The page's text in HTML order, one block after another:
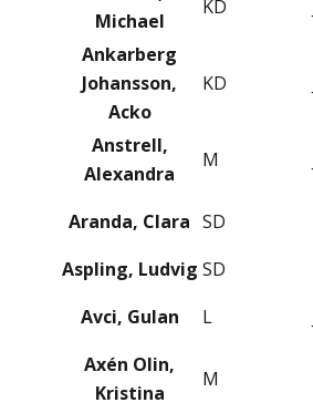
Michael
KD
Ankarberg
Johansson,
Acko
KD
Anstrell,
Alexandra
M
Aranda, Clara SD
Aspling, Ludvig SD
Avci, Gulan
L
Axén Olin,
Kristina
M